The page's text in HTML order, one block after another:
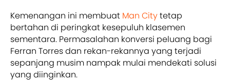
Kemenangan ini membuat Man Citytetap
bertahan di peringkat kesepuluh klasemen
sementara. Permasalahan konversi peluang bagi
Ferran Torres dan rekan-rekannya yang terjadi
sepanjang musim nampak mulai mendekati solusi
yang diinginkan.